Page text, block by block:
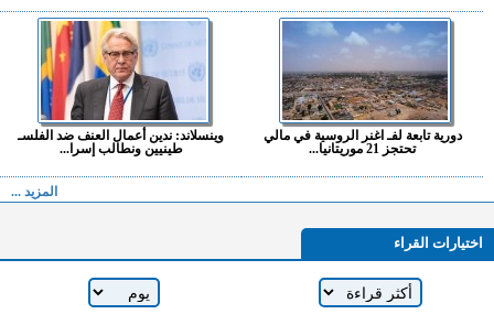
دورية تابعة لفـ اغنر الروسية في مالي
تحتجز 21 موريتانيا...
وينسلاند: ندين أعمال العنف ضد الفلسـ
طينيين ونطالب إسرا...
المزيد ...
اختيارات القراء